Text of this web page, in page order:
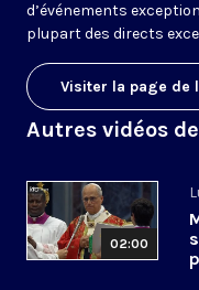
d’événements
plupart des directs
Visiter la page de
Autres vidéos
02:00